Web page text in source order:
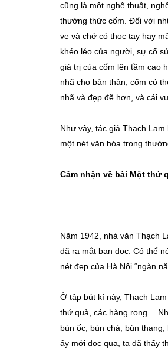
cũng là một nghệ thuật,
thưởng thức cốm. Đối với
ve và chớ có thọc tay hay
khéo léo của người, sự cố
giá trị của cốm lên tầm cao
nhã cho bản thân, cốm có
nhã và đẹp đẽ hơn, và cái
Như vậy, tác giả Thạch
một nét văn hóa trong
Cảm nhận về bài Một thứ
Năm 1942, nhà văn Thạch
đã ra mắt bạn đọc. Có thể
nét đẹp của Hà Nội “ngàn
Ở tập bút kí này, Thạch
thứ quà, các hàng rong…
bún ốc, bún chả, bún
ấy mới đọc qua, ta đã thấy